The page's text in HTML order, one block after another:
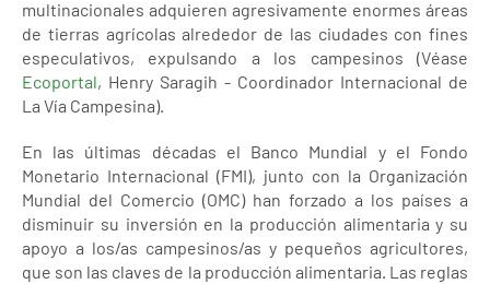
multinacionales adquieren agresivamente enormes áreas
de tierras agrícolas alrededor de las ciudades con fines
especulativos, expulsando a los campesinos (Véase
Ecoportal, Henry Saragih - Coordinador Internacional de
La Vía Campesina).
En las últimas décadas el Banco Mundial y el Fondo
Monetario Internacional (FMI), junto con la Organización
Mundial del Comercio (OMC) han forzado a los países a
disminuir su inversión en la producción alimentaria y su
apoyo a los/as campesinos/as y pequeños agricultores,
que son las claves de la producción alimentaria. Las reglas